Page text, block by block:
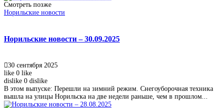
Смотреть позже
Норильские новости
Норильские новости – 30.09.2025
30 сентября 2025
like 0 like
dislike 0 dislike
В этом выпуске: Перешли на зимний режим. Снегоуборочная техника
вышла на улицы Норильска на две недели раньше, чем в прошлом...